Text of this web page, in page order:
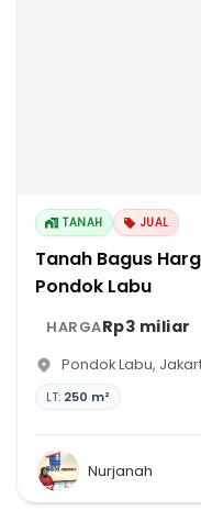
TANAH JUAL
Tanah Bagus
Pondok Labu
HARGARp3 miliar
Pondok Labu,
LT: 250 m²
Nurjanah